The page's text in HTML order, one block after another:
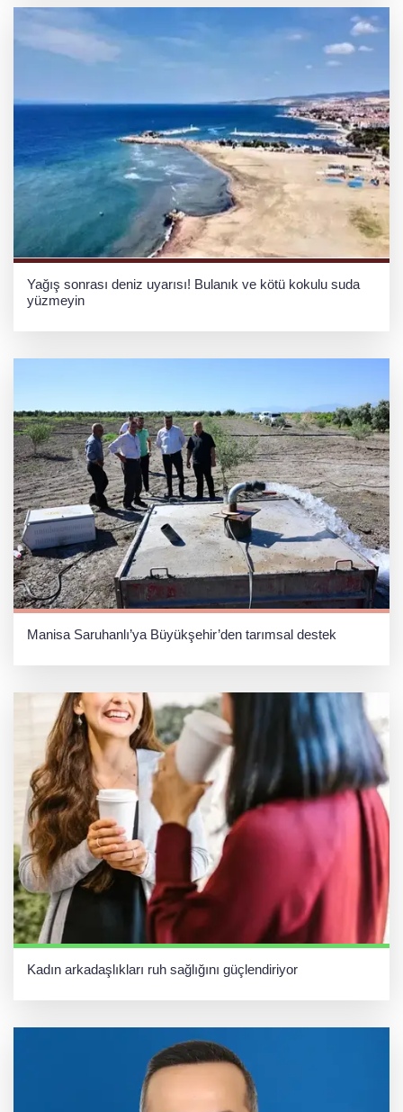
Yağış sonrası deniz uyarısı! Bulanık ve kötü kokulu suda
yüzmeyin
Manisa Saruhanlı’ya Büyükşehir’den tarımsal destek
Kadın arkadaşlıkları ruh sağlığını güçlendiriyor